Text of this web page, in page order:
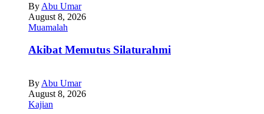
By Abu Umar
August 8, 2026
Muamalah
Akibat Memutus Silaturahmi
By Abu Umar
August 8, 2026
Kajian